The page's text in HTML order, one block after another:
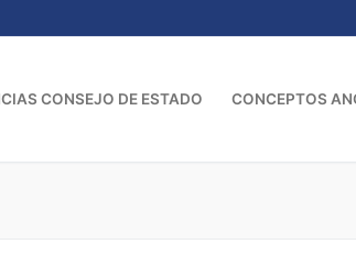
CONSEJO DE ESTADO CONCEPTOS